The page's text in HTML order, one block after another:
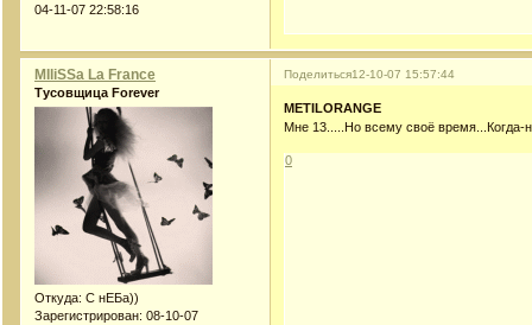
04-11-07 22:58:16
Поделиться12-10-07 15:57:44
MIliSSa La France
Тусовщица Forever
Откуда: С нЕБа))
Зарегистрирован: 08-10-07
METILORANGE
Мне 13.....Но всему своё время...Когда-
0